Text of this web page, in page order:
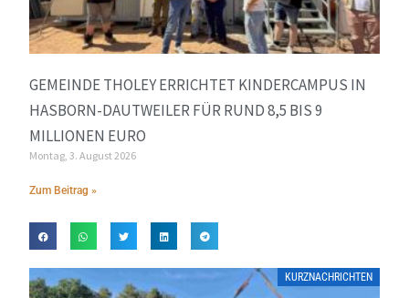
GEMEINDE THOLEY ERRICHTET KINDERCAMPUS IN
HASBORN-DAUTWEILER FÜR RUND 8,5 BIS 9
MILLIONEN EURO
Montag, 3. August 2026
Zum Beitrag »
KURZNACHRICHTEN